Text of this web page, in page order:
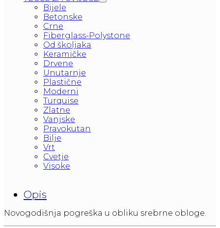
Bijele
Betonske
Crne
Fiberglass-Polystone
Od školjaka
Keramičke
Drvene
Unutarnje
Plastične
Moderni
Turquise
Zlatne
Vanjske
Pravokutan
Bilje
Vrt
Cvetje
Visoke
Opis
Novogodišnja pogreška u obliku srebrne obloge.